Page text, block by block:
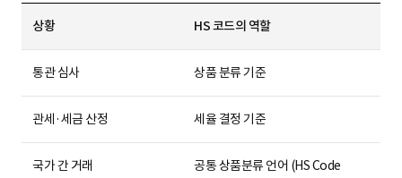
상황 HS 코드의 역할
통관 심사 상품 분류 기준
관세·세금 산정 세율 결정 기준
국가 간 거래
공통 상품분류 언어 (HS Code